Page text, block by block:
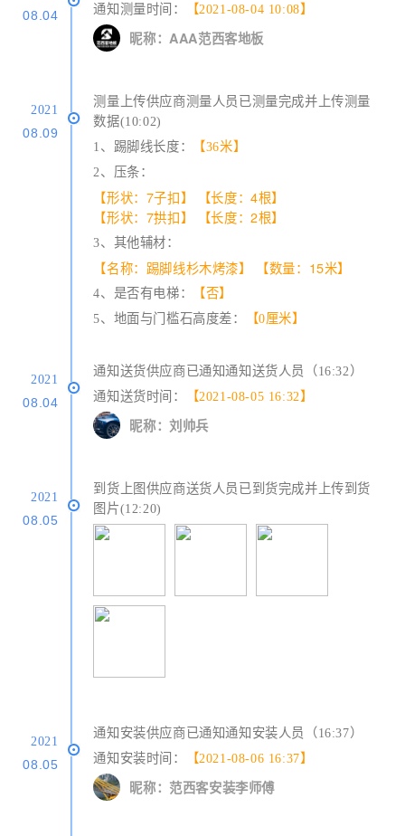
08.04
通知测量时间：
【2021-08-04 10:08】
昵称：AAA范西客地板
2021
08.09
测量上传供应商测量人员已测量完成并上传测量
数据(10:02)
1、踢脚线长度：
【36米】
2、压条：
【形状：7子扣】
【长度：4根】
【形状：7拱扣】
【长度：2根】
3、其他辅材：
【名称：踢脚线杉木烤漆】 【数量：15米】
4、是否有电梯：
【否】
5、地面与门槛石高度差：
【0厘米】
2021
08.04
通知送货供应商已通知通知送货人员（16:32）
通知送货时间：
【2021-08-05 16:32】
昵称：刘帅兵
2021
08.05
到货上图供应商送货人员已到货完成并上传到货
图片(12:20)
2021
08.05
通知安装供应商已通知通知安装人员（16:37）
通知安装时间：
【2021-08-06 16:37】
昵称：范西客安装李师傅